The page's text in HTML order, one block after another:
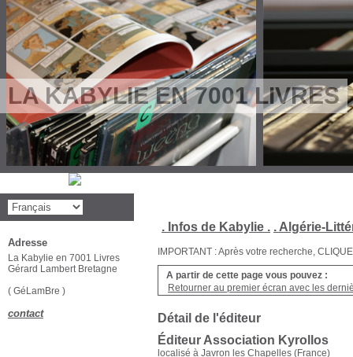
LA KABYLIE EN 7001 LIVRES
. Infos de Kabylie . . Algérie-
IMPORTANT : Après votre recherche,
A partir de cette page vous pouvez :
Retourner au premier écran avec les
Détail de l'éditeur
Éditeur Association Kyrollos
localisé à Javron les Chapelles (France)
Adresse
La Kabylie en 7001 Livres
Gérard Lambert Bretagne
( GéLamBre )
contact